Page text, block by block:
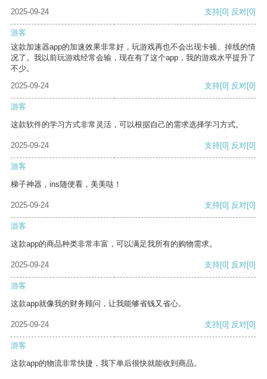
2025-09-24
支持[0] 反对[0]
游客
这款加速器app的加速效果非常好，玩游戏再也不会出现卡顿、掉线的情
况了。我以前玩游戏经常会输，现在有了这个app，我的游戏水平提升了
不少。
2025-09-24
支持[0] 反对[0]
游客
这款软件的学习方式非常灵活，可以根据自己的需求选择学习方式。
2025-09-24 支持[0] 反对[0]
游客
梯子神器，ins随便看，美美哒！
2025-09-24 支持[0] 反对[0]
游客
这款app的商品种类非常丰富，可以满足我所有的购物需求。
2025-09-24 支持[0] 反对[0]
游客
这款app就像我的财务顾问，让我能够省钱又省心。
2025-09-24 支持[0] 反对[0]
游客
这款app的物流非常快捷，我下单后很快就能收到商品。